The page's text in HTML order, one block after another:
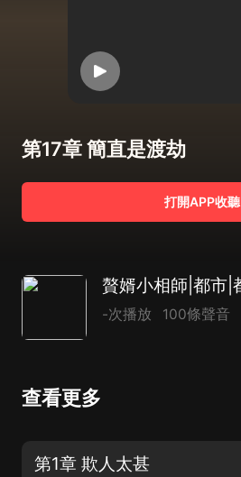
第17章 簡直是渡劫
打開APP收聽
-次播放 100條聲音
查看更多
第1章 欺人太甚